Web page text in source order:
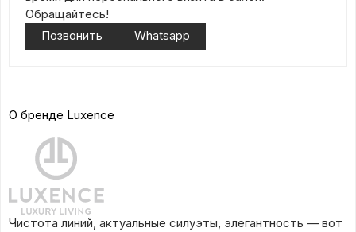
Обращайтесь!
Позвонить
Whatsapp
О бренде Luxence
Чистота линий, актуальные силуэты, элегантность — вот